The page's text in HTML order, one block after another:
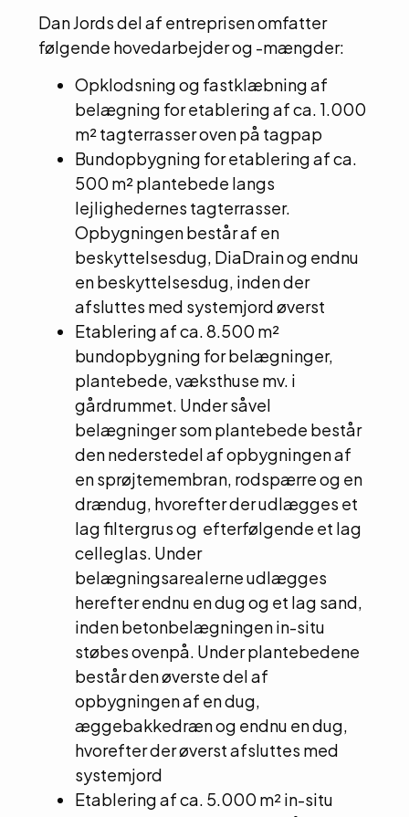
Dan Jords del af entreprisen omfatter
følgende hovedarbejder og -mængder:
Opklodsning og fastklæbning af
belægning for etablering af ca. 1.000
m² tagterrasser oven på tagpap
Bundopbygning for etablering af ca.
500 m² plantebede langs
lejlighedernes tagterrasser.
Opbygningen består af en
beskyttelsesdug, DiaDrain og endnu
en beskyttelsesdug, inden der
afsluttes med systemjord øverst
Etablering af ca. 8.500 m²
bundopbygning for belægninger,
plantebede, væksthuse mv. i
gårdrummet. Under såvel
belægninger som plantebede består
den nederstedel af opbygningen af
en sprøjtemembran, rodspærre og en
drændug, hvorefter der udlægges et
lag filtergrus og efterfølgende et lag
celleglas. Under
belægningsarealerne udlægges
herefter endnu en dug og et lag sand,
inden betonbelægningen in-situ
støbes ovenpå. Under plantebedene
består den øverste del af
opbygningen af en dug,
æggebakkedræn og endnu en dug,
hvorefter der øverst afsluttes med
systemjord
Etablering af ca. 5.000 m² in-situ